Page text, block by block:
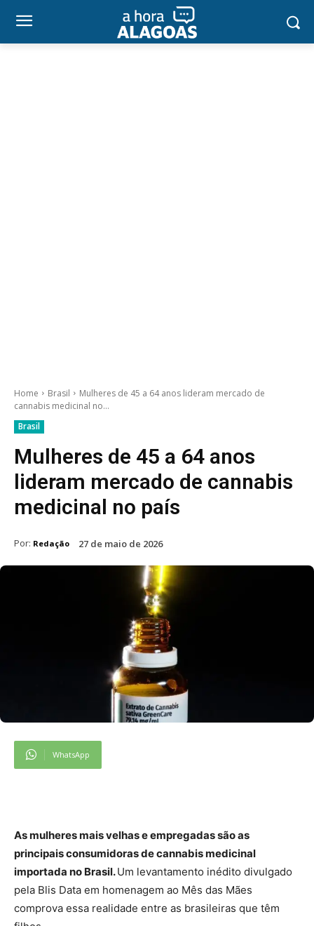
Home Brasil
Mulheres de 45 a 64 anos lideram mercado de
cannabis medicinal no...
Brasil
Mulheres de 45 a 64 anos
lideram mercado de cannabis
medicinal no país
Por: Redação 27 de maio de 2026
WhatsApp
As mulheres mais velhas e empregadas são as
principais consumidoras de cannabis medicinal
importada no Brasil.Um levantamento inédito divulgado
pela Blis Data em homenagem ao Mês das Mães
comprova essa realidade entre as brasileiras que têm